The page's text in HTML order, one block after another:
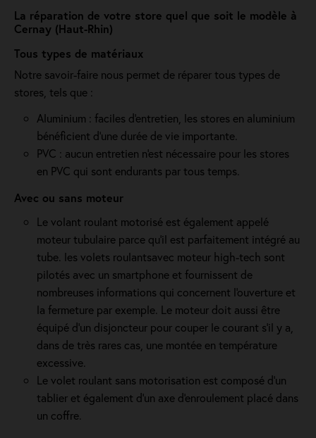
La réparation de votre store quel que soit le modèle à
Cernay (Haut-Rhin)
Tous types de matériaux
Notre savoir-faire nous permet de réparer tous types de
stores, tels que :
Aluminium : faciles d'entretien, les stores en aluminium
bénéficient d'une durée de vie importante.
PVC : aucun entretien n'est nécessaire pour les stores
en PVC qui sont endurants par tous temps.
Avec ou sans moteur
Le volant roulant motorisé est également appelé
moteur tubulaire parce qu'il est parfaitement intégré au
tube. les volets roulantsavec moteur high-tech sont
pilotés avec un smartphone et fournissent de
nombreuses informations qui concernent l'ouverture et
la fermeture par exemple. Le moteur doit aussi être
équipé d'un disjoncteur pour couper le courant s'il y a,
dans de très rares cas, une montée en température
excessive.
Le volet roulant sans motorisation est composé d'un
tablier et également d'un axe d'enroulement placé dans
un coffre.